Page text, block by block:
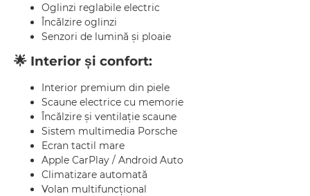
Oglinzi reglabile electric
Încălzire oglinzi
Senzori de lumină și ploaie
🌟 Interior și confort:
Interior premium din piele
Scaune electrice cu memorie
Încălzire și ventilație scaune
Sistem multimedia Porsche
Ecran tactil mare
Apple CarPlay / Android Auto
Climatizare automată
Volan multifuncțional